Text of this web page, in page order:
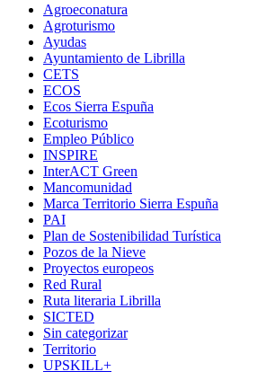
Agroeconatura
Agroturismo
Ayudas
Ayuntamiento de Librilla
CETS
ECOS
Ecos Sierra Espuña
Ecoturismo
Empleo Público
INSPIRE
InterACT Green
Mancomunidad
Marca Territorio Sierra Espuña
PAI
Plan de Sostenibilidad Turística
Pozos de la Nieve
Proyectos europeos
Red Rural
Ruta literaria Librilla
SICTED
Sin categorizar
Territorio
UPSKILL+